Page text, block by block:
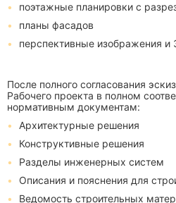
поэтажные планировки с
планы фасадов
перспективные изображения и
После полного согласования
Рабочего проекта в полном
нормативным документам:
Архитектурные решения
Конструктивные решения
Разделы инженерных систем
Описания и пояснения для
Ведомость строительных